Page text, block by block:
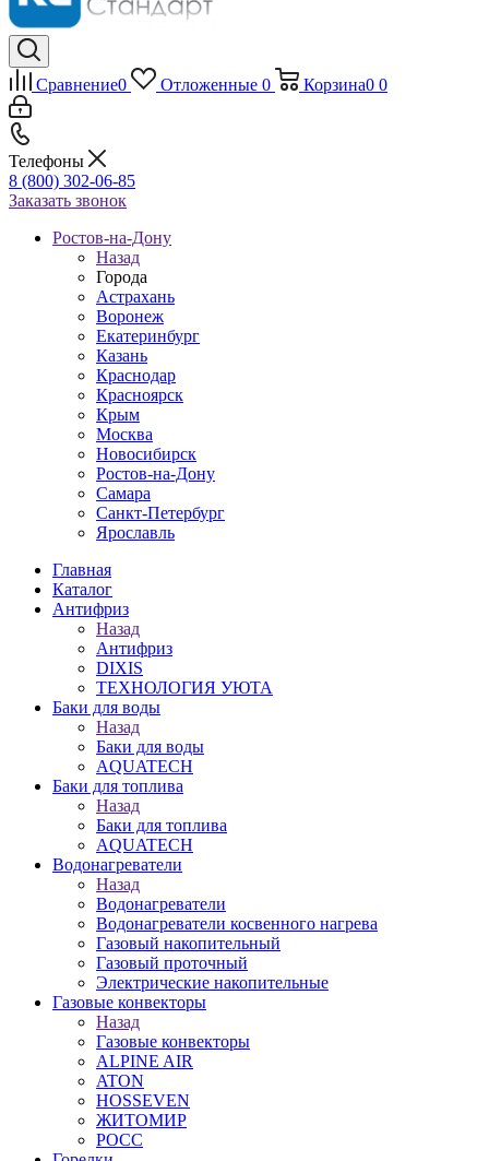
Сравнение0 Отложенные 0 Корзина0 0
Телефоны
8 (800) 302-06-85
Заказать звонок
Ростов-на-Дону
Назад
Города
Астрахань
Воронеж
Екатеринбург
Казань
Краснодар
Красноярск
Крым
Москва
Новосибирск
Ростов-на-Дону
Самара
Санкт-Петербург
Ярославль
Главная
Каталог
Антифриз
Назад
Антифриз
DIXIS
ТЕХНОЛОГИЯ УЮТА
Баки для воды
Назад
Баки для воды
AQUATECH
Баки для топлива
Назад
Баки для топлива
AQUATECH
Водонагреватели
Назад
Водонагреватели
Водонагреватели косвенного нагрева
Газовый накопительный
Газовый проточный
Электрические накопительные
Газовые конвекторы
Назад
Газовые конвекторы
ALPINE AIR
ATON
HOSSEVEN
ЖИТОМИР
РОСС